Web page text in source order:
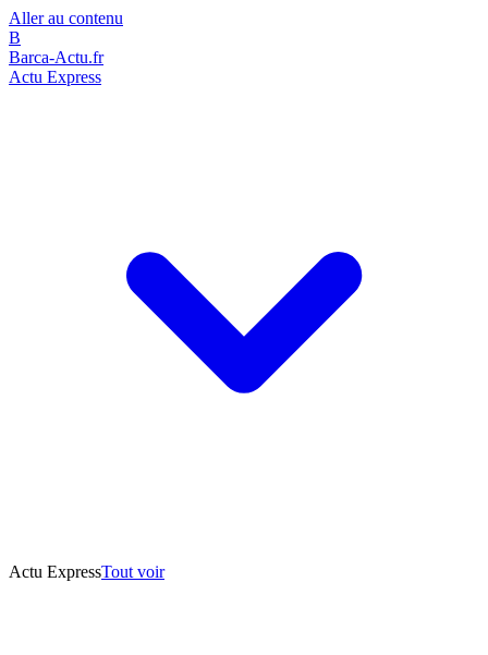
Aller au contenu
B
Barca-Actu.fr
Actu Express
Actu ExpressTout voir